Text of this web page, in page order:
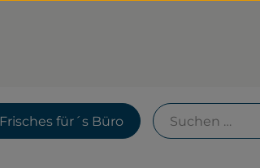
Frisches für´s Büro